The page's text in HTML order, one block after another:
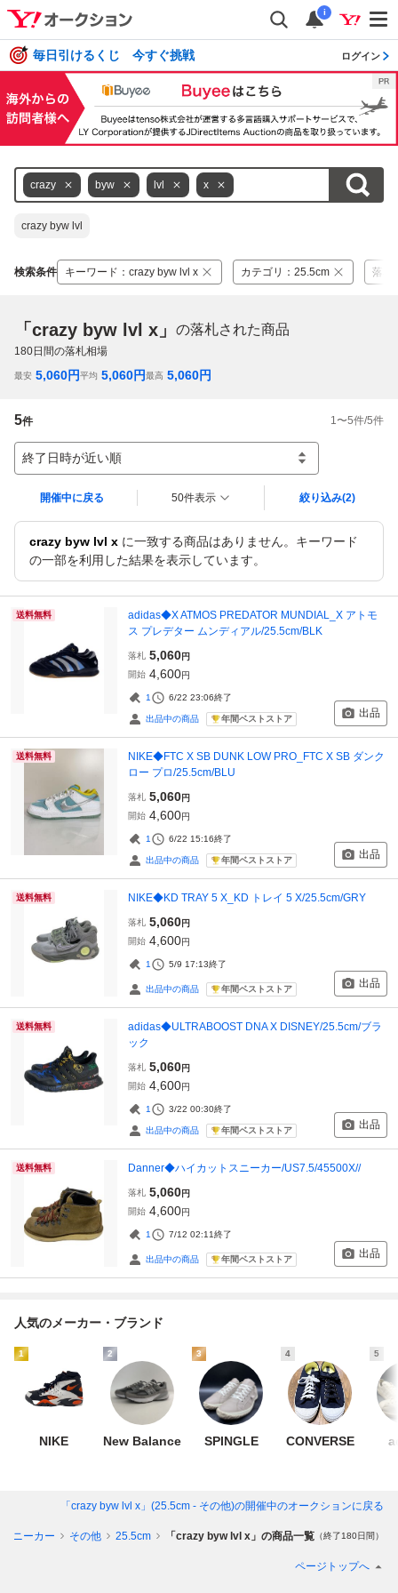
i
毎日引けるくじ 今すぐ挑戦 ログイン
crazy byw lvl x
crazy byw lvl
検索条件 キーワード ： crazy byw lvl x カテゴリ ： 25.5cm 落札
「crazy byw lvl x」 の落札された商品
180日間の落札相場
最安 5,060円平均 5,060円最高 5,060円
5件 1 〜5件/5件
終了日時が近い順
開催中に戻る 50件表示 絞り込み(2)
crazy byw lvl x に一致する商品はありません。キーワード
の一部を利用した結果を表示しています。
送料無料
adidas◆X ATMOS PREDATOR MUNDIAL_X アトモ
ス プレデター ムンディアル/25.5cm/BLK
落札 5,060円
開始 4,600円
1 6/22 23:06終了
出品中の商品 年間ベストストア 出品
送料無料
NIKE◆FTC X SB DUNK LOW PRO_FTC X SB ダンク
ロー プロ/25.5cm/BLU
落札 5,060円
開始 4,600円
1 6/22 15:16終了
出品中の商品 年間ベストストア 出品
送料無料 NIKE◆KD TRAY 5 X_KD トレイ 5 X/25.5cm/GRY
落札 5,060円
開始 4,600円
1 5/9 17:13終了
出品中の商品 年間ベストストア 出品
送料無料
adidas◆ULTRABOOST DNA X DISNEY/25.5cm/ブラ
ック
落札 5,060円
開始 4,600円
1 3/22 00:30終了
出品中の商品 年間ベストストア 出品
送料無料 Danner◆ハイカットスニーカー/US7.5/45500X//
落札 5,060円
開始 4,600円
1 7/12 02:11終了
出品中の商品 年間ベストストア 出品
人気のメーカー・ブランド
1
NIKE
2
New Balance
3
SPINGLE
4
CONVERSE
5
「crazy byw lvl x」(25.5cm - その他)の開催中のオークションに戻る
スニーカー その他 25.5cm 「crazy byw lvl x」の商品一覧 （終了180日間）
ページトップへ